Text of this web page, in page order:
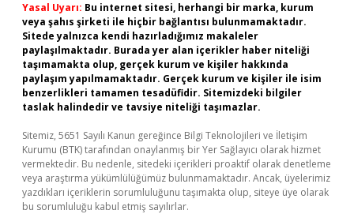
Yasal Uyarı: Bu internet sitesi, herhangi bir marka, kurum
veya şahıs şirketi ile hiçbir bağlantısı bulunmamaktadır.
Sitede yalnızca kendi hazırladığımız makaleler
paylaşılmaktadır. Burada yer alan içerikler haber niteliği
taşımamakta olup, gerçek kurum ve kişiler hakkında
paylaşım yapılmamaktadır. Gerçek kurum ve kişiler ile isim
benzerlikleri tamamen tesadüfidir. Sitemizdeki bilgiler
taslak halindedir ve tavsiye niteliği taşımazlar.
Sitemiz, 5651 Sayılı Kanun gereğince Bilgi Teknolojileri ve İletişim
Kurumu (BTK) tarafından onaylanmış bir Yer Sağlayıcı olarak hizmet
vermektedir. Bu nedenle, sitedeki içerikleri proaktif olarak denetleme
veya araştırma yükümlülüğümüz bulunmamaktadır. Ancak, üyelerimiz
yazdıkları içeriklerin sorumluluğunu taşımakta olup, siteye üye olarak
bu sorumluluğu kabul etmiş sayılırlar.